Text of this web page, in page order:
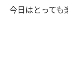
今日はとって